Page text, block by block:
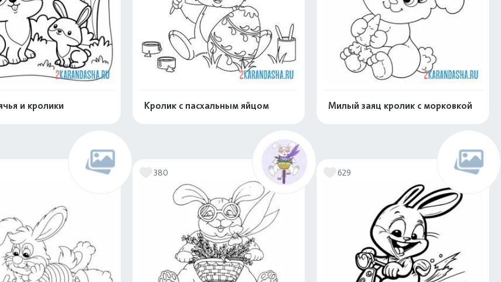
и кролики Кролик с пасхальным яйцом Милый заяц кролик с морковкой
380 629